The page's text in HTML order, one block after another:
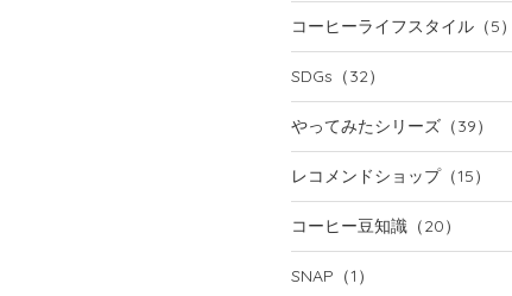
コーヒーライフスタイル （5）
SDGs （32）
やってみたシリーズ （39）
レコメンドショップ（15）
コーヒー豆知識 （20）
SNAP （1）